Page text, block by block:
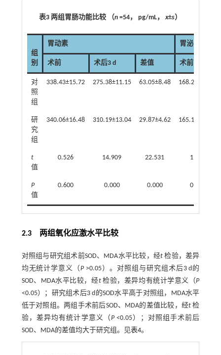
表3 两组胃肠功能比较 （n =54， pg/mL，x±s）
组
别
胃动素 胃泌素
术前 术后3 d 差值 术前
对
照
组
338.43±15.72 275.38±11.15 63.05±8.48 168.24±11.49
研
究
组
340.06±16.48 310.19±13.04 29.87±4.62 165.17±12.61
t
值
0.526 14.909 22.531 1.322
P
值
0.600 0.000 0.000 0.189
2.3 两组氧化应激水平比较
对照组与研究组术前SOD、MDA水平比较，经t 检验，差异
均无统计学意义（P>0.05）。对照组与研究组术后3 d的
SOD、MDA水平比较，经t检验，差异均有统计学意义（P
<0.05）；研究组术后3 d的SOD水平高于对照组，MDA水平
低于对照组。两组手术前后SOD、MDA的差值比较，经t 检
验，差异均有统计学意义（P<0.05）；对照组手术前后
SOD、MDA的差值均大于研究组。见表4。